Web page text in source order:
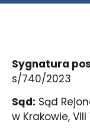
Sygnatura
s/740/2023
Sąd: Sąd
w Krakowie, VIII